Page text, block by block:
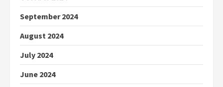
September 2024
August 2024
July 2024
June 2024